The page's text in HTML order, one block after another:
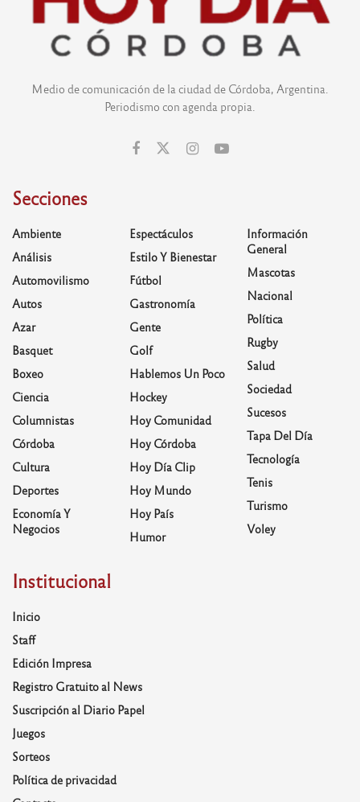
Medio de comunicación de la ciudad de Córdoba, Argentina.
Periodismo con agenda propia.
Secciones
Ambiente
Análisis
Automovilismo
Autos
Azar
Basquet
Boxeo
Ciencia
Columnistas
Córdoba
Cultura
Deportes
Economía Y
Negocios
Espectáculos
Estilo Y Bienestar
Fútbol
Gastronomía
Gente
Golf
Hablemos Un Poco
Hockey
Hoy Comunidad
Hoy Córdoba
Hoy Día Clip
Hoy Mundo
Hoy País
Humor
Información
General
Mascotas
Nacional
Política
Rugby
Salud
Sociedad
Sucesos
Tapa Del Día
Tecnología
Tenis
Turismo
Voley
Institucional
Inicio
Staff
Edición Impresa
Registro Gratuito al News
Suscripción al Diario Papel
Juegos
Sorteos
Política de privacidad